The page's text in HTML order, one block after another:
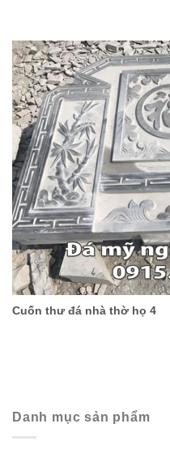
Cuốn thư đá nhà thờ họ 4
Danh mục sản phẩm